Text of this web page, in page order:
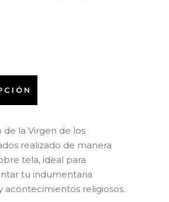
de la Virgen de los
realizado de manera
tela, ideal para
tu indumentaria
acontecimientos religiosos.